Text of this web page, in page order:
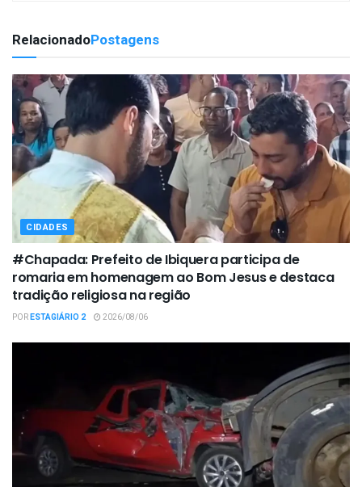
RelacionadoPostagens
CIDADES
#Chapada: Prefeito de Ibiquera participa de
romaria em homenagem ao Bom Jesus e destaca
tradição religiosa na região
PORESTAGIÁRIO 2 2026/08/06